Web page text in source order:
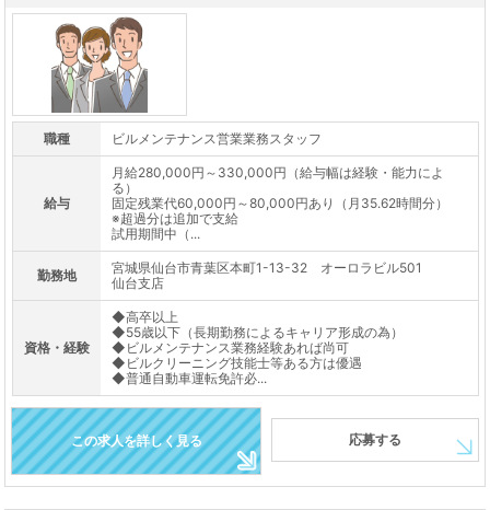
職種 ビルメンテナンス営業業務スタッフ
給与
月給280,000円～330,000円（給与幅は経験・能力によ
る）
固定残業代60,000円～80,000円あり（月35.62時間分）
※超過分は追加で支給
試用期間中（...
勤務地
宮城県仙台市青葉区本町1-13-32 オーロラビル501
仙台支店
資格・経験
◆高卒以上
◆55歳以下（長期勤務によるキャリア形成の為）
◆ビルメンテナンス業務経験あれば尚可
◆ビルクリーニング技能士等ある方は優遇
◆普通自動車運転免許必...
この求人を詳しく見る 応募する